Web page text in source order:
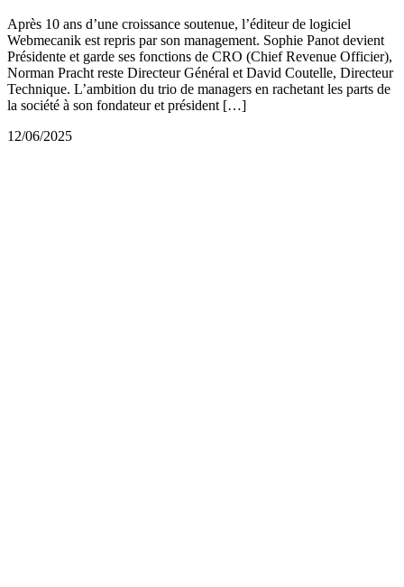
Après 10 ans d’une croissance soutenue, l’éditeur de logiciel
Webmecanik est repris par son management. Sophie Panot devient
Présidente et garde ses fonctions de CRO (Chief Revenue Officier),
Norman Pracht reste Directeur Général et David Coutelle, Directeur
Technique. L’ambition du trio de managers en rachetant les parts de
la société à son fondateur et président […]
12/06/2025